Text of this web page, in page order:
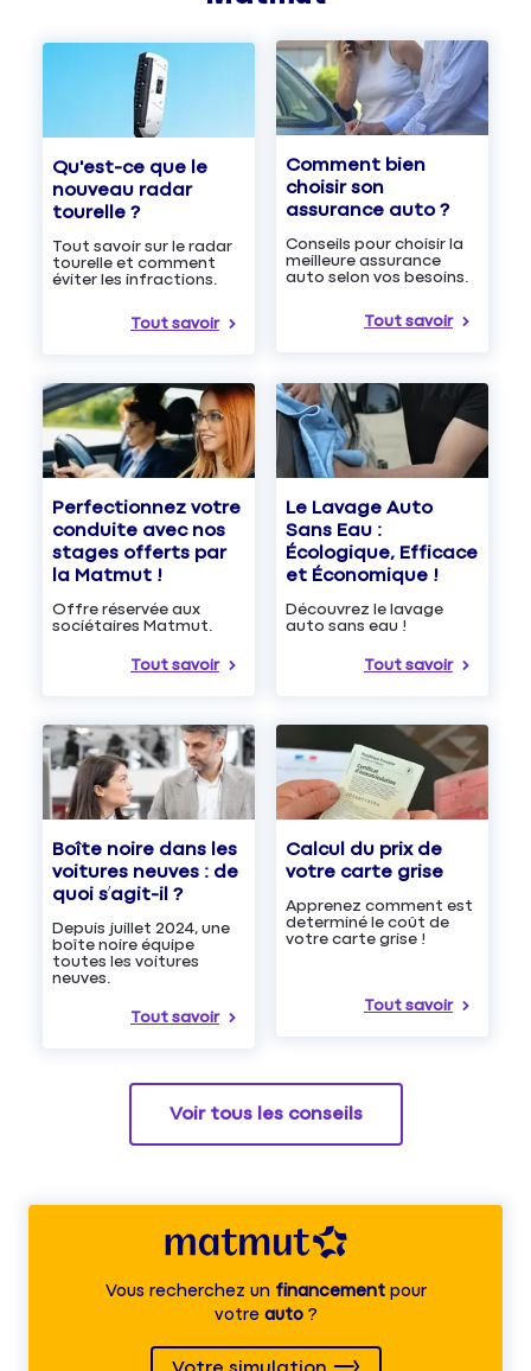
Qu'est-ce que le
nouveau radar
tourelle ?
Tout savoir sur le radar
tourelle et comment
éviter les infractions.
Tout savoir
Comment bien
choisir son
assurance auto ?
Conseils pour choisir la
meilleure assurance
auto selon vos besoins.
Tout savoir
Perfectionnez votre
conduite avec nos
stages offerts par
la Matmut !
Offre réservée aux
sociétaires Matmut.
Tout savoir
Le Lavage Auto
Sans Eau :
Écologique, Efficace
et Économique !
Découvrez le lavage
auto sans eau !
Tout savoir
Boîte noire dans les
voitures neuves : de
quoi s’agit-il ?
Depuis juillet 2024, une
boîte noire équipe
toutes les voitures
neuves.
Tout savoir
Calcul du prix de
votre carte grise
Apprenez comment est
determiné le coût de
votre carte grise !
Tout savoir
Voir tous les conseils
Vous recherchez unfinancementpour
votre auto?